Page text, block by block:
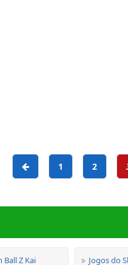
1 2
Ball Z Kai Jogos do